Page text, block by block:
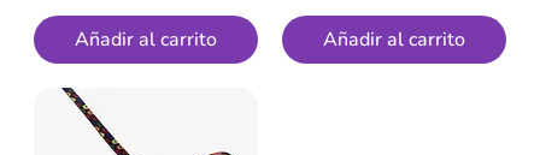
Añadir al carrito Añadir al carrito